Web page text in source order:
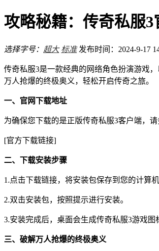
攻略秘籍：传奇私服
选择字号： 超大 标准 发布时间：2024-9-17
传奇私服3是一款经典的网络角色扮演游戏
万人抢爆的终极奥义，轻松开启传奇之旅。
一、官网下载地址
为确保您下载的是正版传奇私服3客户端，
[官方下载链接]
二、下载安装步骤
1.点击下载链接，将安装包保存到您的计算机
2.双击安装包，按照提示进行安装。
3.安装完成后，桌面会生成传奇私服3游戏图
三、破解万人抢爆的终极奥义